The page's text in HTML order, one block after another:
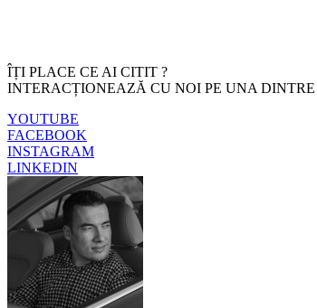
ÎȚI PLACE CE AI CITIT ?
INTERACȚIONEAZĂ CU NOI PE UNA
YOUTUBE
FACEBOOK
INSTAGRAM
LINKEDIN